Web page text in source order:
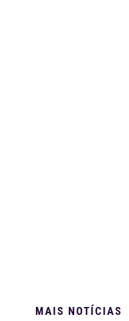
MAIS NOTÍCIAS